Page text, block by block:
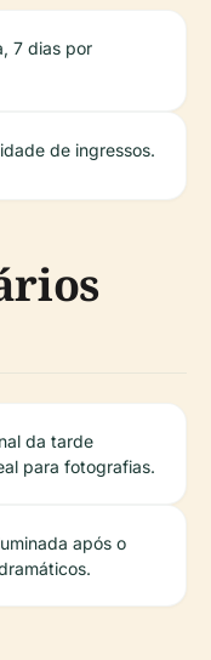
7 dias por
de ingressos.
da tarde
para fotografias.
após o